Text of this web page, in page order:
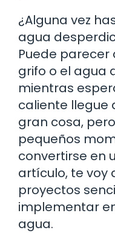
¿Alguna vez
agua
Puede parecer
grifo o el agua
mientras
caliente llegue
gran cosa,
pequeños
convertirse en
artículo, te voy
proyectos
implementar
agua.